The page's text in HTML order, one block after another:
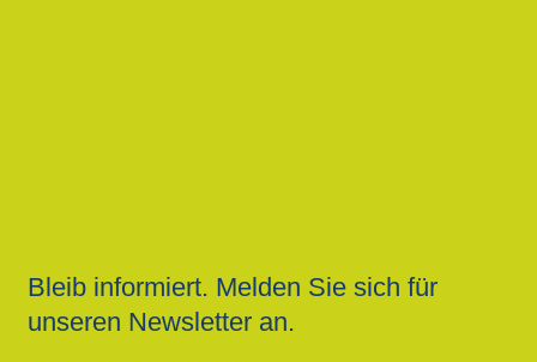
Bleib informiert. Melden Sie sich für
unseren Newsletter an.